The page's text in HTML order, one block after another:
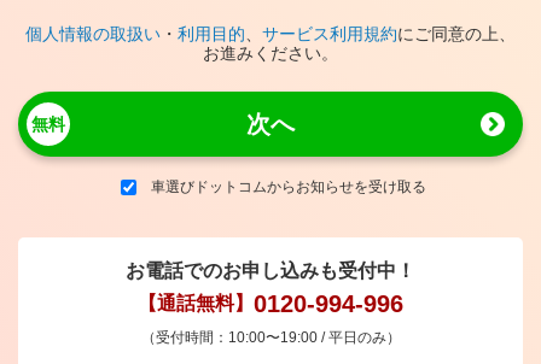
個人情報の取扱い ・ 利用目的 サービス利用規約にご同意の上、
お進みください。
次へ
車選びドットコムからお知らせを受け取る
お電話でのお申し込みも受付中！
【通話無料】 0120-994-996
（受付時間：10:00〜19:00 / 平日のみ）